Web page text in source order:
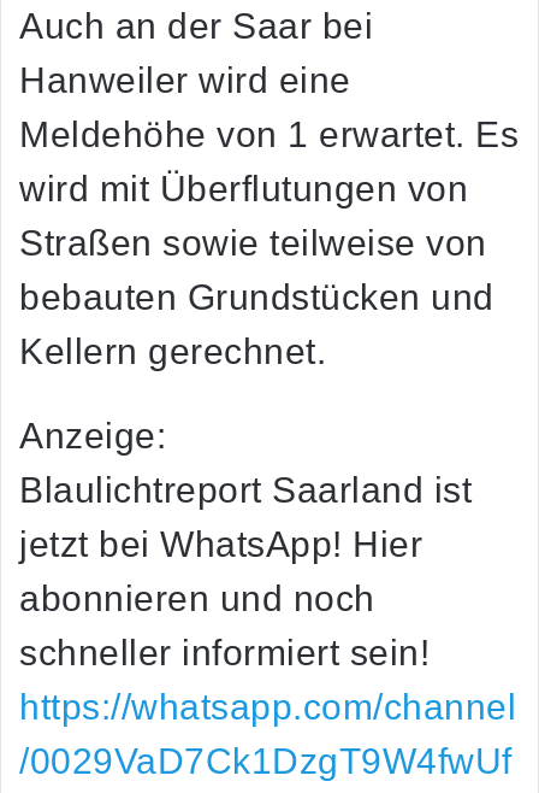
Auch an der Saar bei
Hanweiler wird eine
Meldehöhe von 1 erwartet. Es
wird mit Überflutungen von
Straßen sowie teilweise von
bebauten Grundstücken und
Kellern gerechnet.
Anzeige:
Blaulichtreport Saarland ist
jetzt bei WhatsApp! Hier
abonnieren und noch
schneller informiert sein!
https://whatsapp.com/channel
/0029VaD7Ck1DzgT9W4fwUf